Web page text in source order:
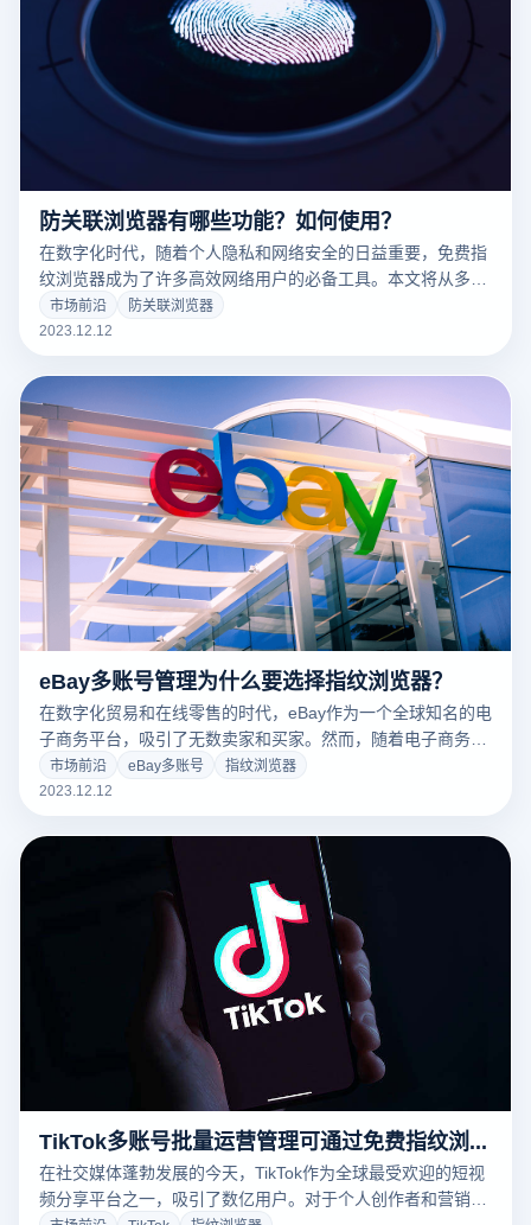
防关联浏览器有哪些功能？如何使用？
在数字化时代，随着个人隐私和网络安全的日益重要，免费指
纹浏览器成为了许多高效网络用户的必备工具。本文将从多个
方面全面讲解防关联浏览器的原理、功能和使用方法，帮助你
快速上手，有效保护你的在线活动不受跟踪和识别。
市场前沿
防关联浏览器
2023.12.12
eBay多账号管理为什么要选择指纹浏览器？
在数字化贸易和在线零售的时代，eBay作为一个全球知名的电
子商务平台，吸引了无数卖家和买家。然而，随着电子商务的
蓬勃发展，账号安全问题也日益凸显。尤其是在管理多个eBay
账号时，如何确保每个账号的安全和独立性成为了一个重要的
eBay账号安全。
市场前沿 eBay多账号
指纹浏览器
2023.12.12
TikTok多账号批量运营管理可通过免费指纹浏览器实现
在社交媒体蓬勃发展的今天，TikTok作为全球最受欢迎的短视
频分享平台之一，吸引了数亿用户。对于个人创作者和营销人